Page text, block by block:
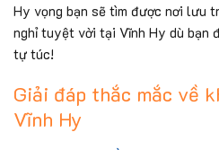
Hy vọng bạn sẽ tìm được nơi lưu
nghỉ tuyệt vời tại Vĩnh Hy dù bạn
tự túc!
Giải đáp thắc mắc về
Vĩnh Hy